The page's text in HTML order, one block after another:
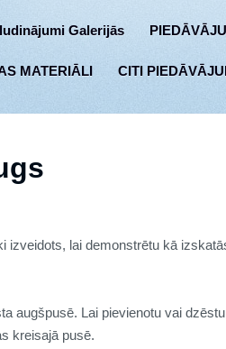
Galerijās
MATERIĀLI CITI
izveidots, lai demonstrētu kā
augšpusē. Lai pievienotu vai
kreisajā pusē.